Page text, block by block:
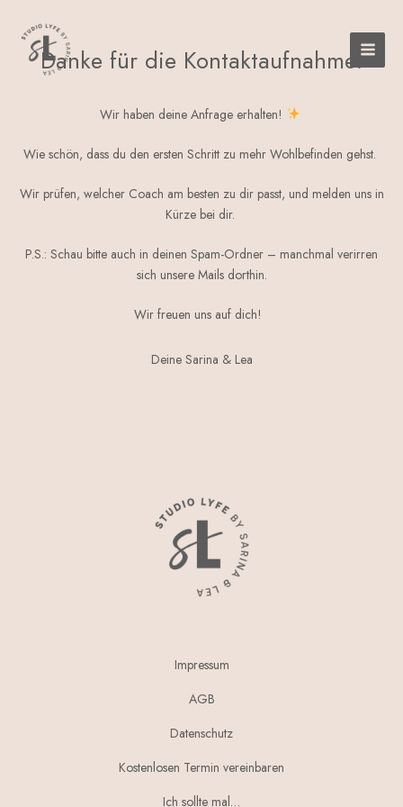
Inhalt
springenDanke für die Kontaktaufnahme!
Wir haben deine Anfrage erhalten!
Wie schön, dass du den ersten Schritt zu mehr Wohlbefinden gehst.
Wir prüfen, welcher Coach am besten zu dir passt, und melden uns in
Kürze bei dir.
P.S.: Schau bitte auch in deinen Spam-Ordner – manchmal verirren
sich unsere Mails dorthin.
Wir freuen uns auf dich!
Deine Sarina & Lea
Impressum
AGB
Datenschutz
Kostenlosen Termin vereinbaren
Ich sollte mal…